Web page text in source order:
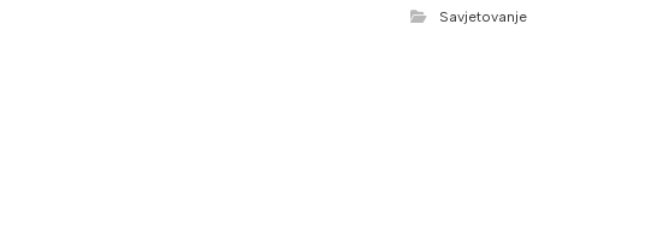
Savjetovanje